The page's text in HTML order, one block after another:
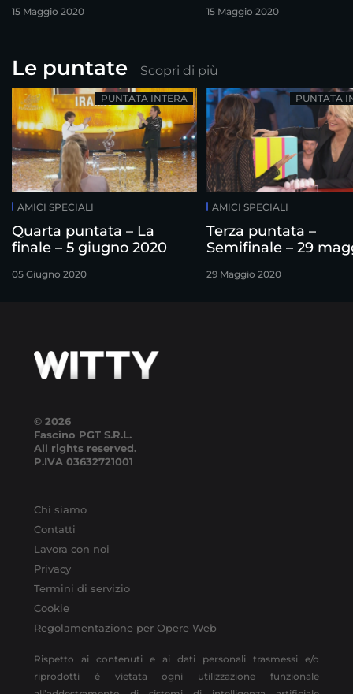
15 Maggio 2020 15 Maggio 2020
Le puntate Scopri di più
AMICI SPECIALI
Quarta puntata – La
finale – 5 giugno 2020
05 Giugno 2020
PUNTATA INTERA
AMICI SPECIALI
Terza puntata –
Semifinale – 29
29 Maggio 2020
PUNTATA
© 2026
Fascino PGT S.R.L.
All rights reserved.
P.IVA 03632721001
Chi siamo
Contatti
Lavora con noi
Privacy
Termini di servizio
Cookie
Regolamentazione per Opere Web
Rispetto ai contenuti e ai dati personali trasmessi e/o
riprodotti è vietata ogni utilizzazione funzionale